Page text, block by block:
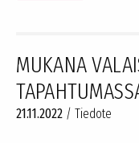
MUKANA
21.11.2022 / Tiedote